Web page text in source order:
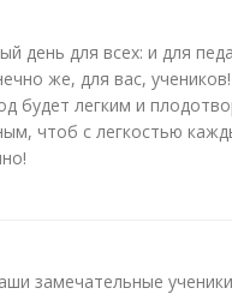
день для всех: и для
же, для вас,
будет легким и
чтоб с легкостью
замечательные